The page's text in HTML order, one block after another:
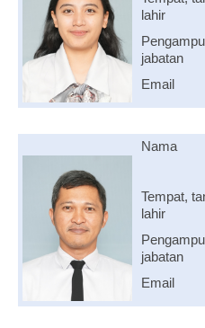
lahir
jabatan
Email
Nama
Tempat,
lahir
jabatan
Email